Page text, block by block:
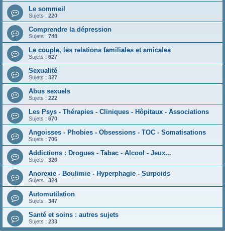
Le sommeil
Sujets : 220
Comprendre la dépression
Sujets : 748
Le couple, les relations familiales et amicales
Sujets : 627
Sexualité
Sujets : 327
Abus sexuels
Sujets : 222
Les Psys - Thérapies - Cliniques - Hôpitaux - Associations
Sujets : 670
Angoisses - Phobies - Obsessions - TOC - Somatisations
Sujets : 706
Addictions : Drogues - Tabac - Alcool - Jeux...
Sujets : 326
Anorexie - Boulimie - Hyperphagie - Surpoids
Sujets : 324
Automutilation
Sujets : 347
Santé et soins : autres sujets
Sujets : 233